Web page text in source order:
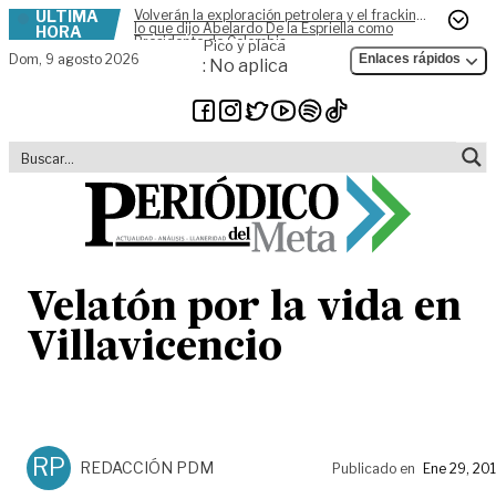
Skip to content
ÚLTIMA
HORA
Volverán la exploración petrolera y el fracking,
lo que dijo Abelardo De la Espriella como
Presidente de Colombia
Dom, 9 agosto 2026
Pico y placa
: No aplica Enlaces rápidos
Velatón por la vida en
Villavicencio
RP REDACCIÓN PDM Publicado en Ene 29,